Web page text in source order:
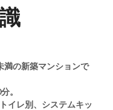
満の新築マンションで
。
イレ別、システムキッ